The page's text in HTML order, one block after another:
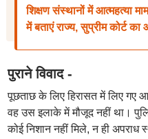
शिक्षण संस्थानों में आत्महत्या
में बताएं राज्य, सुप्रीम कोर्ट
पुराने विवाद -
पूछताछ के लिए हिरासत में लिए गए
वह उस इलाके में मौजूद नहीं था।
कोई निशान नहीं मिले, न ही